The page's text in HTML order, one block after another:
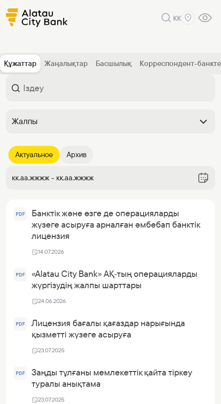
KK
Құжаттар Жаңалықтар Басшылық Корреспондент-
Жалпы
Актуальное Архив
кк.аа.жжжж - кк.аа.жжжж
PDF
Банктік және өзге де операцияларды
жүзеге асыруға арналған әмбебап банктік
лицензия
14.07.2026
PDF
«Alatau City Bank» АҚ-тың операцияларды
жүргізудің жалпы шарттары
24.06.2026
PDF
Лицензия бағалы қағаздар нарығында
қызметті жүзеге асыруға
23.07.2025
PDF
Заңды тұлғаны мемлекеттік қайта тіркеу
туралы анықтама
23.07.2025